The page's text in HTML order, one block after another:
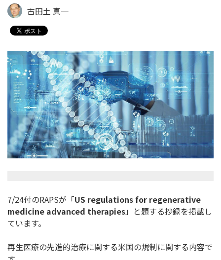
古田土 真一
7/24付のRAPSが「US regulations for regenerative
medicine advanced therapies」と題する抄録を掲載し
ています。
再生医療の先進的治療に関する米国の規制に関する内容で